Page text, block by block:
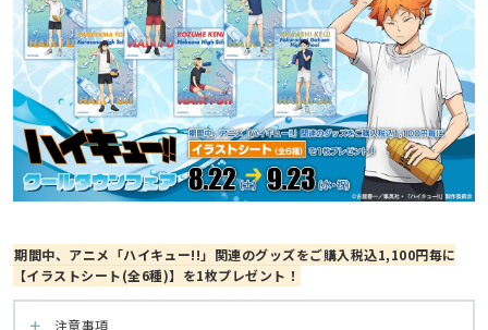
期間中、アニメ「ハイキュー!!」関連のグッズをご購入税込1,100円毎に
【イラストシート(全6種)】を1枚プレゼント！
注意事項